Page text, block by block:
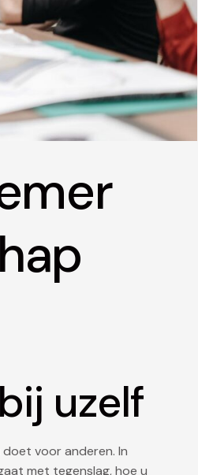
uzelf
voor anderen. In
met tegenslag, hoe u